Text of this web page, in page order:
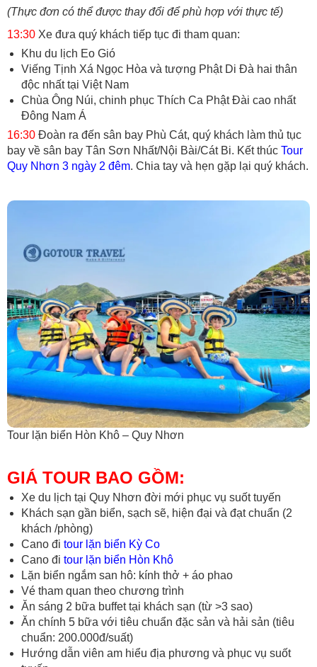
(Thực đơn có thể được thay đổi để phù hợp với thực tế)
13:30 Xe đưa quý khách tiếp tục đi tham quan:
Khu du lịch Eo Gió
Viếng Tịnh Xá Ngọc Hòa và tượng Phật Di Đà hai thân
độc nhất tại Việt Nam
Chùa Ông Núi, chinh phục Thích Ca Phật Đài cao nhất
Đông Nam Á
16:30 Đoàn ra đến sân bay Phù Cát, quý khách làm thủ tục
bay về sân bay Tân Sơn Nhất/Nội Bài/Cát Bi. Kết thúc Tour
Quy Nhơn 3 ngày 2 đêm. Chia tay và hẹn gặp lại quý khách.
Tour lặn biển Hòn Khô – Quy Nhơn
GIÁ TOUR BAO GỒM:
Xe du lịch tại Quy Nhơn đời mới phục vụ suốt tuyến
Khách sạn gần biển, sạch sẽ, hiện đại và đạt chuẩn (2
khách /phòng)
Cano đi tour lặn biển Kỳ Co
Cano đi tour lặn biển Hòn Khô
Lặn biển ngắm san hô: kính thở + áo phao
Vé tham quan theo chương trình
Ăn sáng 2 bữa buffet tại khách sạn (từ >3 sao)
Ăn chính 5 bữa với tiêu chuẩn đặc sản và hải sản (tiêu
chuẩn: 200.000đ/suất)
Hướng dẫn viên am hiểu địa phương và phục vụ suốt